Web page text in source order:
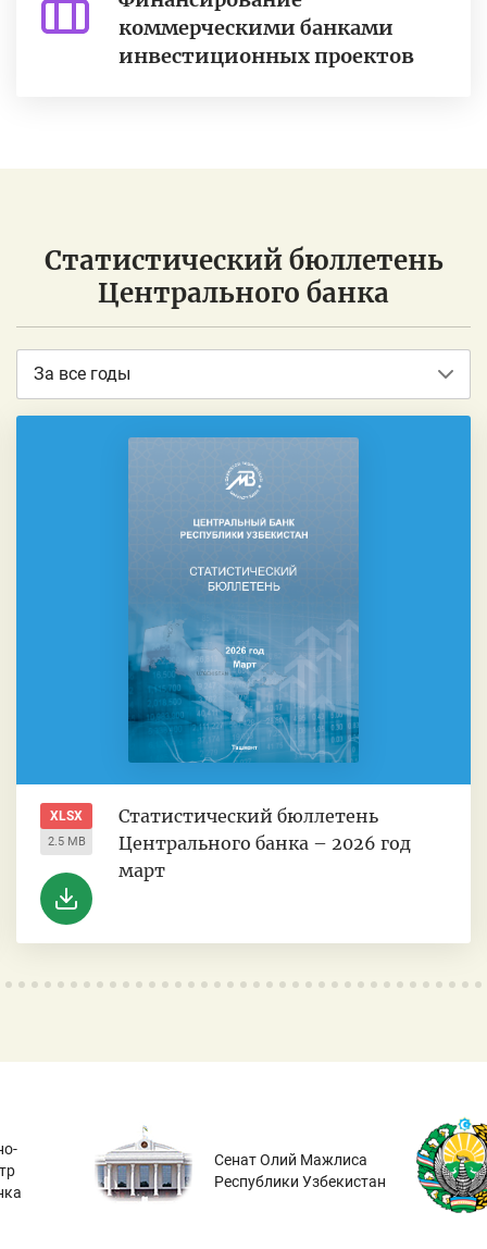
коммерческими банками
инвестиционных проектов
Статистический бюллетень
Центрального банка
За все годы
XLSX
2.5 MB
Статистический бюллетень
Центрального банка – 2026 год
март
Сенат Олий Мажлиса
Республики Узбекистан